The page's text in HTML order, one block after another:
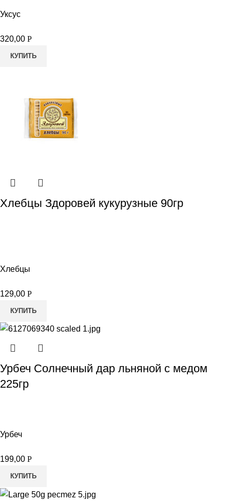
Уксус
320,00 Р
КУПИТЬ
Хлебцы Здоровей кукурузные 90гр
Хлебцы
129,00 Р
КУПИТЬ
Урбеч Солнечный дар льняной с медом
225гр
Урбеч
199,00 Р
КУПИТЬ